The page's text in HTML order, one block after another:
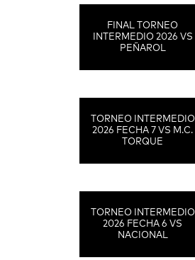
FINAL TORNEO
INTERMEDIO 2026 VS
PEÑAROL
TORNEO INTERMEDIO
2026 FECHA 7 VS M.C.
TORQUE
TORNEO INTERMEDIO
2026 FECHA 6 VS
NACIONAL